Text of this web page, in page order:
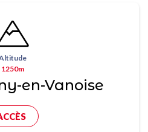
1250m
en-Vanoise